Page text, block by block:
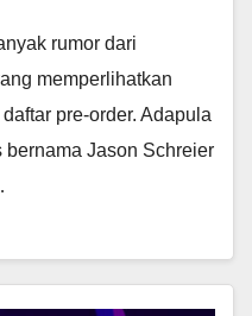
rumor dari
memperlihatkan
pre-order. Adapula
Jason Schreier